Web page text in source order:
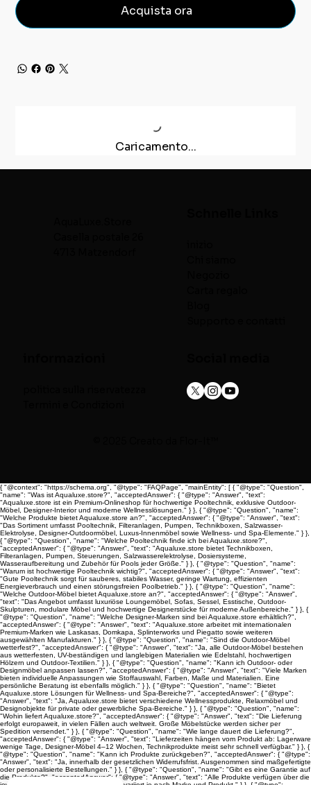
Acquista ora
Caricamento...
{ "@context": "https://schema.org", "@type": "FAQPage", "mainEntity": [ { "@type": "Question",
"name": "Was ist Aqualuxe.store?", "acceptedAnswer": { "@type": "Answer", "text":
"Aqualuxe.store ist ein Premium-Onlineshop für hochwertige Pooltechnik, exklusive Outdoor-
Möbel, Designer-Interior und moderne Wellnesslösungen." } }, { "@type": "Question", "name":
"Welche Produkte bietet Aqualuxe.store an?", "acceptedAnswer": { "@type": "Answer", "text":
"Das Sortiment umfasst Pooltechnik, Filteranlagen, Pumpen, Technikboxen, Salzwasser-
Elektrolyse, Designer-Outdoormöbel, Luxus-Innenmöbel sowie Wellness- und Spa-Elemente." } },
{ "@type": "Question", "name": "Welche Pooltechnik finde ich bei Aqualuxe.store?",
"acceptedAnswer": { "@type": "Answer", "text": "Aqualuxe.store bietet Technikboxen,
Filteranlagen, Pumpen, Steuerungen, Salzwasserelektrolyse, Dosiersysteme,
Wasseraufbereitung und Zubehör für Pools jeder Größe." } }, { "@type": "Question", "name":
"Warum ist hochwertige Pooltechnik wichtig?", "acceptedAnswer": { "@type": "Answer", "text":
"Gute Pooltechnik sorgt für sauberes, stabiles Wasser, geringe Wartung, effizienten
Energieverbrauch und einen störungsfreien Poolbetrieb." } }, { "@type": "Question", "name":
"Welche Outdoor-Möbel bietet Aqualuxe.store an?", "acceptedAnswer": { "@type": "Answer",
"text": "Das Angebot umfasst luxuriöse Loungemöbel, Sofas, Sessel, Esstische, Outdoor-
Skulpturen, modulare Möbel und hochwertige Designerstücke für moderne Außenbereiche." } }, {
"@type": "Question", "name": "Welche Designer-Marken sind bei Aqualuxe.store erhältlich?",
"acceptedAnswer": { "@type": "Answer", "text": "Aqualuxe.store arbeitet mit internationalen
Premium-Marken wie Laskasas, Domkapa, Splinterworks und Piegatto sowie weiteren
ausgewählten Manufakturen." } }, { "@type": "Question", "name": "Sind die Outdoor-Möbel
wetterfest?", "acceptedAnswer": { "@type": "Answer", "text": "Ja, alle Outdoor-Möbel bestehen
aus wetterfesten, UV-beständigen und langlebigen Materialien wie Edelstahl, hochwertigen
Hölzern und Outdoor-Textilien." } }, { "@type": "Question", "name": "Kann ich Outdoor- oder
Designmöbel anpassen lassen?", "acceptedAnswer": { "@type": "Answer", "text": "Viele Marken
bieten individuelle Anpassungen wie Stoffauswahl, Farben, Maße und Materialien. Eine
persönliche Beratung ist ebenfalls möglich." } }, { "@type": "Question", "name": "Bietet
Aqualuxe.store Lösungen für Wellness- und Spa-Bereiche?", "acceptedAnswer": { "@type":
"Answer", "text": "Ja, Aqualuxe.store bietet verschiedene Wellnessprodukte, Relaxmöbel und
Designobjekte für private oder gewerbliche Spa-Bereiche." } }, { "@type": "Question", "name":
"Wohin liefert Aqualuxe.store?", "acceptedAnswer": { "@type": "Answer", "text": "Die Lieferung
erfolgt europaweit, in vielen Fällen auch weltweit. Große Möbelstücke werden sicher per
Spedition versendet." } }, { "@type": "Question", "name": "Wie lange dauert die Lieferung?",
"acceptedAnswer": { "@type": "Answer", "text": "Lieferzeiten hängen vom Produkt ab: Lagerware
wenige Tage, Designer-Möbel 4–12 Wochen, Technikprodukte meist sehr schnell verfügbar." } }, {
"@type": "Question", "name": "Kann ich Produkte zurückgeben?", "acceptedAnswer": { "@type":
"Answer", "text": "Ja, innerhalb der gesetzlichen Widerrufsfrist. Ausgenommen sind maßgefertigte
oder personalisierte Bestellungen." } }, { "@type": "Question", "name": "Gibt es eine Garantie auf
die Produkte?", "acceptedAnswer": { "@type": "Answer", "text": "Alle Produkte verfügen über die